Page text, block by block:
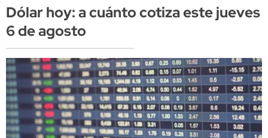
Dólar hoy: a cuánto cotiza este jueves
6 de agosto